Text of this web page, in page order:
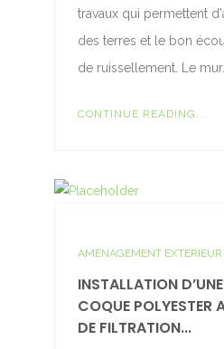
travaux qui permettent
des terres et le bon
de ruissellement. Le mur...
CONTINUE READING...
AMÉNAGEMENT EXTERIEUR
INSTALLATION
COQUE POLYESTER
DE FILTRATION...